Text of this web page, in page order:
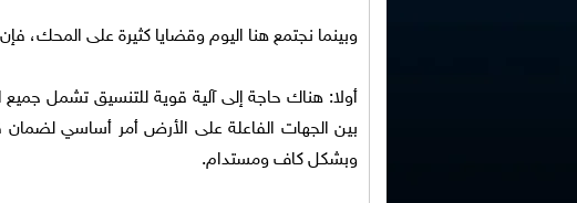
وبينما نجتمع هنا اليوم وقضايا كثيرة على المحك،
أولا: هناك حاجة إلى آلية قوية للتنسيق تشمل
بين الجهات الفاعلة على الأرض أمر أساسي لضمان
وبشكل كاف ومستدام.